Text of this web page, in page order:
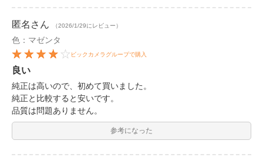
匿名 さん （2026/1/29にレビュー）
色：マゼンタ
ビックカメラグループで購入
良い
純正は高いので、初めて買いました。
純正と比較すると安いです。
品質は問題ありません。
参考になった